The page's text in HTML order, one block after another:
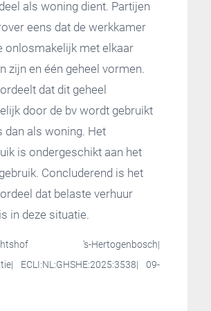
als woning dient. Partijen
eens dat de werkkamer
onlosmakelijk met elkaar
zijn en één geheel vormen.
dat dit geheel
door de bv wordt gebruikt
dan als woning. Het
is ondergeschikt aan het
Concluderend is het
dat belaste verhuur
in deze situatie.
‘s-Hertogenbosch|
ECLI:NL:GHSHE:2025:3538| 09-